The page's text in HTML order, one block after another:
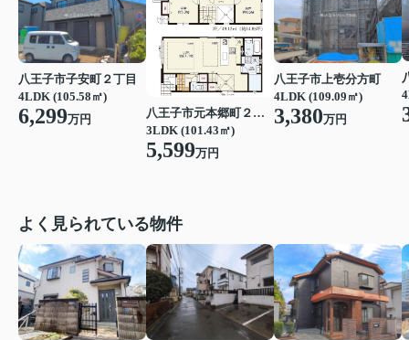
八王子市子安町２丁目
4LDK (105.58㎡)
6,299万円
八王子市元本郷町２丁目
3LDK (101.43㎡)
5,599万円
八王子市上壱分方町
4LDK (109.09㎡)
3,380万円
よく見られている物件